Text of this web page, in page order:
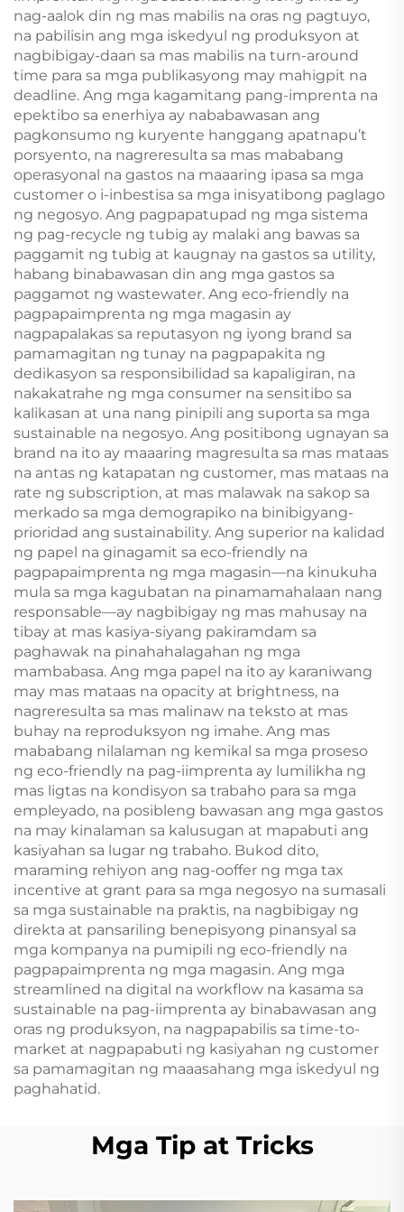
nag-aalok din ng mas mabilis na oras ng pagtuyo,
na pabilisin ang mga iskedyul ng produksyon at
nagbibigay-daan sa mas mabilis na turn-around
time para sa mga publikasyong may mahigpit na
deadline. Ang mga kagamitang pang-imprenta na
epektibo sa enerhiya ay nababawasan ang
pagkonsumo ng kuryente hanggang apatnapu’t
porsyento, na nagreresulta sa mas mababang
operasyonal na gastos na maaaring ipasa sa mga
customer o i-inbestisa sa mga inisyatibong paglago
ng negosyo. Ang pagpapatupad ng mga sistema
ng pag-recycle ng tubig ay malaki ang bawas sa
paggamit ng tubig at kaugnay na gastos sa utility,
habang binabawasan din ang mga gastos sa
paggamot ng wastewater. Ang eco-friendly na
pagpapaimprenta ng mga magasin ay
nagpapalakas sa reputasyon ng iyong brand sa
pamamagitan ng tunay na pagpapakita ng
dedikasyon sa responsibilidad sa kapaligiran, na
nakakatrahe ng mga consumer na sensitibo sa
kalikasan at una nang pinipili ang suporta sa mga
sustainable na negosyo. Ang positibong ugnayan sa
brand na ito ay maaaring magresulta sa mas mataas
na antas ng katapatan ng customer, mas mataas na
rate ng subscription, at mas malawak na sakop sa
merkado sa mga demograpiko na binibigyang-
prioridad ang sustainability. Ang superior na kalidad
ng papel na ginagamit sa eco-friendly na
pagpapaimprenta ng mga magasin—na kinukuha
mula sa mga kagubatan na pinamamahalaan nang
responsable—ay nagbibigay ng mas mahusay na
tibay at mas kasiya-siyang pakiramdam sa
paghawak na pinahahalagahan ng mga
mambabasa. Ang mga papel na ito ay karaniwang
may mas mataas na opacity at brightness, na
nagreresulta sa mas malinaw na teksto at mas
buhay na reproduksyon ng imahe. Ang mas
mababang nilalaman ng kemikal sa mga proseso
ng eco-friendly na pag-iimprenta ay lumilikha ng
mas ligtas na kondisyon sa trabaho para sa mga
empleyado, na posibleng bawasan ang mga gastos
na may kinalaman sa kalusugan at mapabuti ang
kasiyahan sa lugar ng trabaho. Bukod dito,
maraming rehiyon ang nag-ooffer ng mga tax
incentive at grant para sa mga negosyo na sumasali
sa mga sustainable na praktis, na nagbibigay ng
direkta at pansariling benepisyong pinansyal sa
mga kompanya na pumipili ng eco-friendly na
pagpapaimprenta ng mga magasin. Ang mga
streamlined na digital na workflow na kasama sa
sustainable na pag-iimprenta ay binabawasan ang
oras ng produksyon, na nagpapabilis sa time-to-
market at nagpapabuti ng kasiyahan ng customer
sa pamamagitan ng maaasahang mga iskedyul ng
paghahatid.
Mga Tip at Tricks